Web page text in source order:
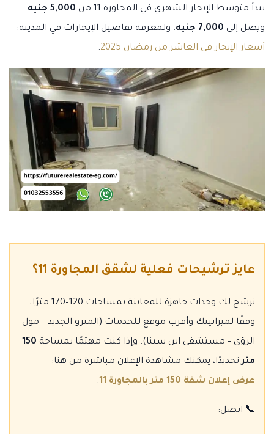
يبدأ متوسط الإيجار الشهري في المجاورة 11 من
5,000 جنيه
ويصل إلى 7,000 جنيه
. ولمعرفة تفاصيل الإيجارات في المدينة:
أسعار الإيجار في العاشر من رمضان 2025
.
عايز ترشيحات فعلية لشقق المجاورة 11؟
نرشح لك وحدات جاهزة للمعاينة بمساحات 120–170 مترًا،
وفقًا لميزانيتك وأقرب موقع للخدمات (المترو الجديد – مول
الرؤى – مستشفى ابن سينا). وإذا كنت مهتمًا بمساحة 150
مترتحديدًا، يمكنك مشاهدة الإعلان مباشرة من هنا:
عرض إعلان شقة 150 متر بالمجاورة 11
.
📞 اتصل: